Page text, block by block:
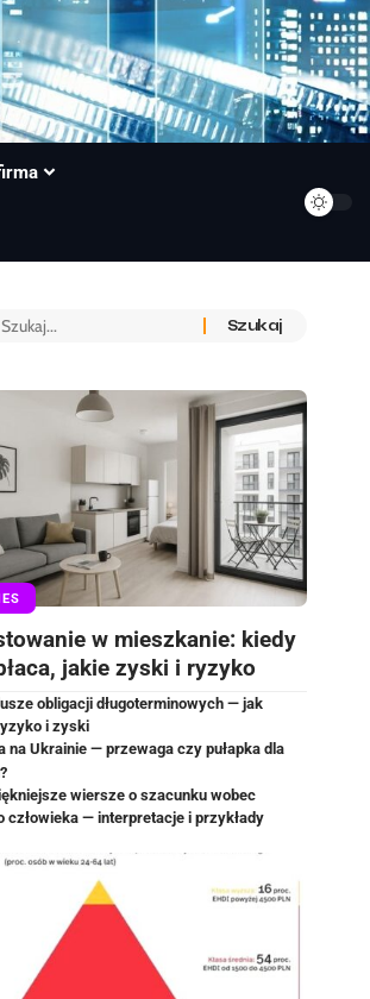
w mieszkanie: kiedy
jakie zyski i ryzyko
obligacji długoterminowych — jak
i zyski
na Ukrainie — przewaga czy pułapka dla
wiersze o szacunku wobec
człowieka — interpretacje i przykłady